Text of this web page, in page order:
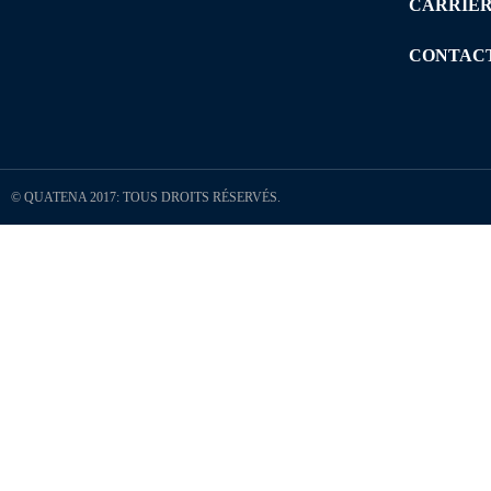
© QUATENA 2017: TOUS DROITS RÉSERVÉS.